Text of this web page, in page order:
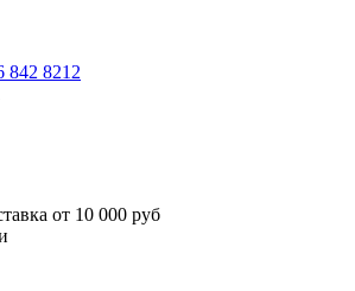
842 8212
от 10 000 руб